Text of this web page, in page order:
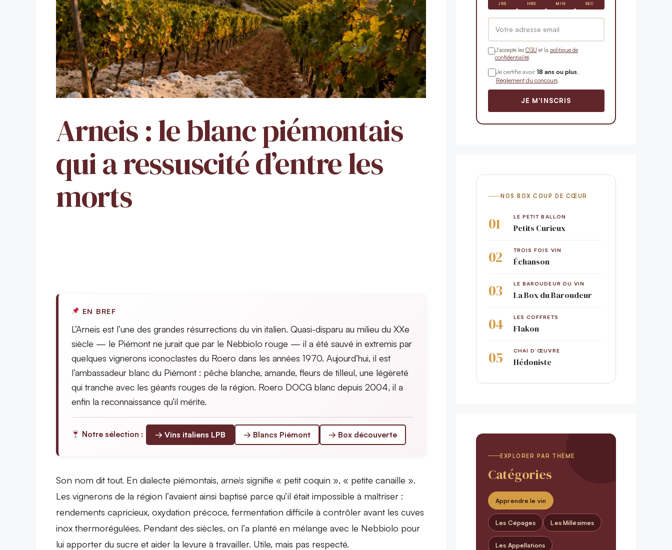
Arneis : le blanc piémontais
qui a ressuscité d’entre les
morts
EN BREF
L’Arneis est l’une des grandes résurrections du vin italien. Quasi-disparu au milieu du XXe
siècle — le Piémont ne jurait que par le Nebbiolo rouge — il a été sauvé in extremis par
quelques vignerons iconoclastes du Roero dans les années 1970. Aujourd’hui, il est
l’ambassadeur blanc du Piémont : pêche blanche, amande, fleurs de tilleul, une légèreté
qui tranche avec les géants rouges de la région. Roero DOCG blanc depuis 2004, il a
enfin la reconnaissance qu’il mérite.
Notre sélection : → Vins italiens LPB → Blancs Piémont → Box découverte
Son nom dit tout. En dialecte piémontais, arneis signifie « petit coquin », « petite canaille ».
Les vignerons de la région l’avaient ainsi baptisé parce qu’il était impossible à maîtriser :
rendements capricieux, oxydation précoce, fermentation difficile à contrôler avant les cuves
inox thermorégulées. Pendant des siècles, on l’a planté en mélange avec le Nebbiolo pour
lui apporter du sucre et aider la levure à travailler. Utile, mais pas respecté.
JRS HRS MIN SEC
J'accepte les CGU et la politique de
confidentialité.
Je certifie avoir 18 ans ou plus.
Règlement du concours.
JE M'INSCRIS
NOS BOX COUP DE CŒUR
LE PETIT BALLON
Petits Curieux
TROIS FOIS VIN
Échanson
LE BAROUDEUR DU VIN
La Box du Baroudeur
LES COFFRETS
Flakon
CHAI D’ŒUVRE
Hédoniste
EXPLORER PAR THÈME
Catégories
Apprendre le vin
Les Cépages Les Millésimes
Les Appellations